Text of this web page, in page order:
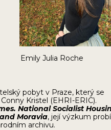
Emily Julia Roche
pobyt v Praze, který se
Kristel (EHRI-ERIC).
National Socialist
Moravia, její výzkum
archivu.